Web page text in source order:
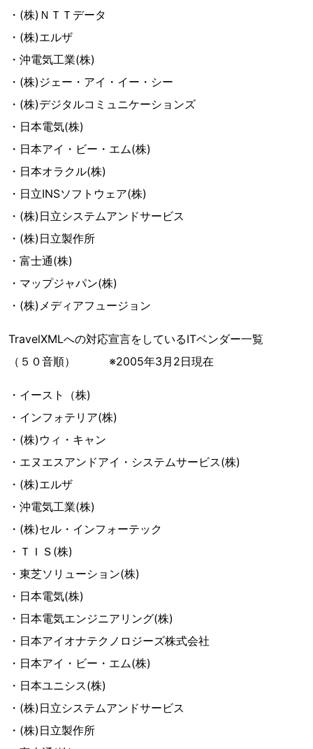
・(株)ＮＴＴデータ
・(株)エルザ
・沖電気工業(株)
・(株)ジェー・アイ・イー・シー
・(株)デジタルコミュニケーションズ
・日本電気(株)
・日本アイ・ビー・エム(株)
・日本オラクル(株)
・日立INSソフトウェア(株)
・(株)日立システムアンドサービス
・(株)日立製作所
・富士通(株)
・マップジャパン(株)
・(株)メディアフュージョン
TravelXMLへの対応宣言をしているITベンダー一覧
（５０音順） ※2005年3月2日現在
・イースト（株)
・インフォテリア(株)
・(株)ウィ・キャン
・エヌエスアンドアイ・システムサービス(株)
・(株)エルザ
・沖電気工業(株)
・(株)セル・インフォーテック
・ＴＩＳ(株)
・東芝ソリューション(株)
・日本電気(株)
・日本電気エンジニアリング(株)
・日本アイオナテクノロジーズ株式会社
・日本アイ・ビー・エム(株)
・日本ユニシス(株)
・(株)日立システムアンドサービス
・(株)日立製作所